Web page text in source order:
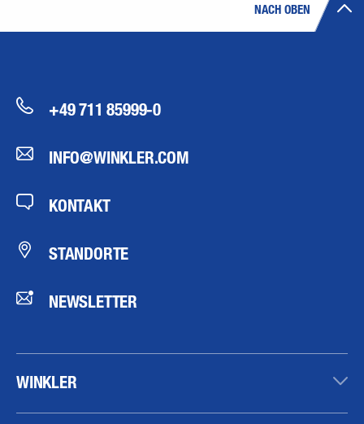
NACH OBEN
+49 711 85999-0
INFO@WINKLER.COM
KONTAKT
STANDORTE
NEWSLETTER
WINKLER